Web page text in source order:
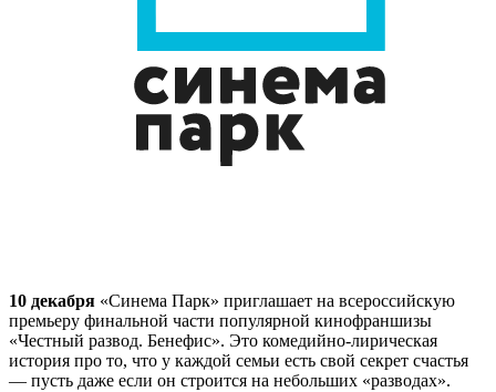
10 декабря «Синема Парк» приглашает на всероссийскую
премьеру финальной части популярной кинофраншизы
«Честный развод. Бенефис». Это комедийно-лирическая
история про то, что у каждой семьи есть свой секрет счастья
— пусть даже если он строится на небольших «разводах».